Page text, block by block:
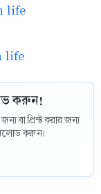
life
life
করুন!
বা প্রিন্ট করার জন্য
করুন।